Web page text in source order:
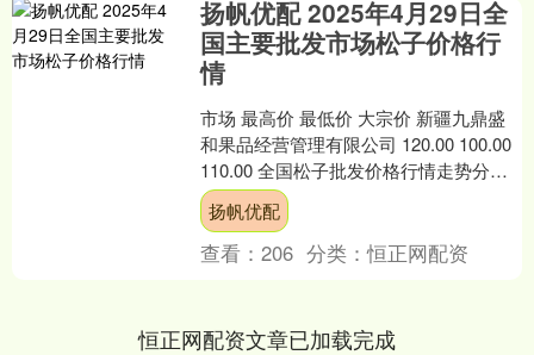
扬帆优配 2025年4月29日全
国主要批发市场松子价格行
情
市场 最高价 最低价 大宗价 新疆九鼎盛
和果品经营管理有限公司 120.00 100.00
110.00 全国松子批发价格行情走势分析
扬帆优配 从今日全国松子批....
扬帆优配
查看：206 分类：恒正网配资
恒正网配资文章已加载完成